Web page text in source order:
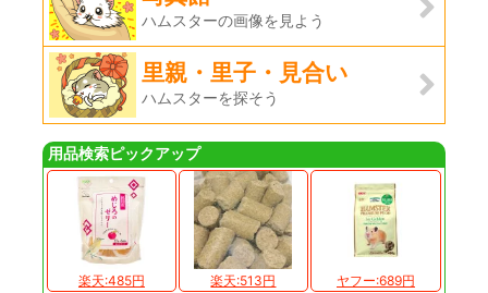
ハムスターの画像を見よう
里親・里子・見合い
ハムスターを探そう
用品検索ピックアップ
楽天:485円
楽天:513円
ヤフー:689円